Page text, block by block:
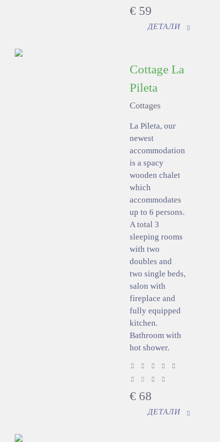
€ 59
ДЕТАЛИ
Cottage La
Pileta
Cottages
La Pileta, our
newest
accommodation
is a spacy
wooden chalet
which
accommodates
up to 6 persons.
A total 3
sleeping rooms
with two
doubles and
two single beds,
salon with
fireplace and
fully equipped
kitchen.
Bathroom with
hot shower.
€ 68
ДЕТАЛИ